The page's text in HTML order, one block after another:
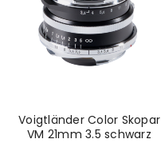
Voigtländer Color Skopar
VM 21mm 3.5 schwarz